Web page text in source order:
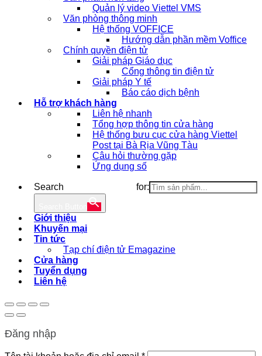
Quản lý video Viettel VMS
Văn phòng thông minh
Hệ thống VOFFICE
Hướng dẫn phần mềm Voffice
Chính quyền điện tử
Giải pháp Giáo dục
Cổng thông tin điện tử
Giải pháp Y tế
Báo cáo dịch bệnh
Hỗ trợ khách hàng
Liên hệ nhanh
Tổng hợp thông tin cửa hàng
Hệ thống bưu cục cửa hàng Viettel
Post tại Bà Rịa Vũng Tàu
Câu hỏi thường gặp
Ứng dụng số
Search for:
Giới thiệu
Khuyến mại
Tin tức
Tạp chí điện tử Emagazine
Cửa hàng
Tuyển dụng
Liên hệ
Đăng nhập